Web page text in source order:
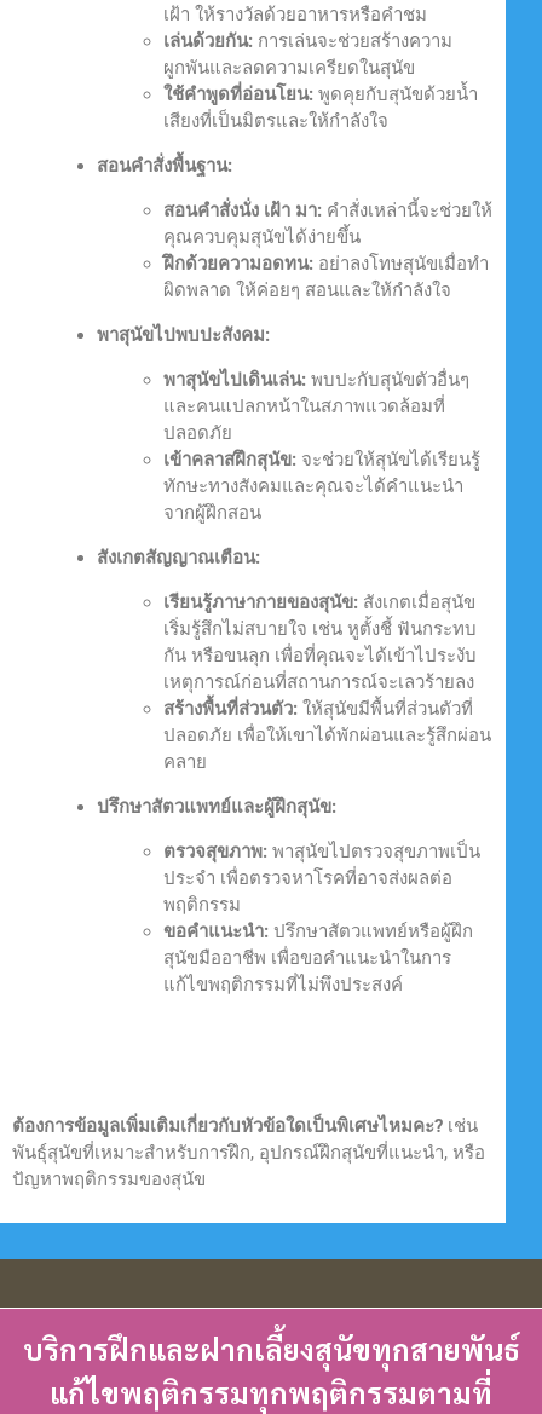
เฝ้า ให้รางวัลด้วยอาหารหรือคำชม
เล่นด้วยกัน: การเล่นจะช่วยสร้างความ
ผูกพันและลดความเครียดในสุนัข
ใช้คำพูดที่อ่อนโยน: พูดคุยกับสุนัขด้วยน้ำ
เสียงที่เป็นมิตรและให้กำลังใจ
สอนคำสั่งพื้นฐาน:
สอนคำสั่งนั่ง เฝ้า มา: คำสั่งเหล่านี้จะช่วยให้
คุณควบคุมสุนัขได้ง่ายขึ้น
ฝึกด้วยความอดทน: อย่าลงโทษสุนัขเมื่อทำ
ผิดพลาด ให้ค่อยๆ สอนและให้กำลังใจ
พาสุนัขไปพบปะสังคม:
พาสุนัขไปเดินเล่น: พบปะกับสุนัขตัวอื่นๆ
และคนแปลกหน้าในสภาพแวดล้อมที่
ปลอดภัย
เข้าคลาสฝึกสุนัข: จะช่วยให้สุนัขได้เรียนรู้
ทักษะทางสังคมและคุณจะได้คำแนะนำ
จากผู้ฝึกสอน
สังเกตสัญญาณเตือน:
เรียนรู้ภาษากายของสุนัข: สังเกตเมื่อสุนัข
เริ่มรู้สึกไม่สบายใจ เช่น หูตั้งชี้ ฟันกระทบ
กัน หรือขนลุก เพื่อที่คุณจะได้เข้าไประงับ
เหตุการณ์ก่อนที่สถานการณ์จะเลวร้ายลง
สร้างพื้นที่ส่วนตัว: ให้สุนัขมีพื้นที่ส่วนตัวที่
ปลอดภัย เพื่อให้เขาได้พักผ่อนและรู้สึกผ่อน
คลาย
ปรึกษาสัตวแพทย์และผู้ฝึกสุนัข:
ตรวจสุขภาพ: พาสุนัขไปตรวจสุขภาพเป็น
ประจำ เพื่อตรวจหาโรคที่อาจส่งผลต่อ
พฤติกรรม
ขอคำแนะนำ: ปรึกษาสัตวแพทย์หรือผู้ฝึก
สุนัขมืออาชีพ เพื่อขอคำแนะนำในการ
แก้ไขพฤติกรรมที่ไม่พึงประสงค์
ต้องการข้อมูลเพิ่มเติมเกี่ยวกับหัวข้อใดเป็นพิเศษไหมคะ? เช่น
พันธุ์สุนัขที่เหมาะสำหรับการฝึก, อุปกรณ์ฝึกสุนัขที่แนะนำ, หรือ
ปัญหาพฤติกรรมของสุนัข
บริการฝึกและฝากเลี้ยงสุนัขทุกสายพันธ์
แก้ไขพฤติกรรมทุกพฤติกรรมตามที่